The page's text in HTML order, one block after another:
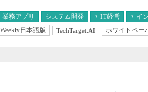
業務アプリ システム開発 IT経営 イ
医療IT
日本語版 TechTarget.AI ホワイトペー